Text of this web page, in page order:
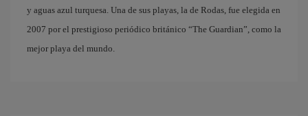
y aguas azul turquesa. Una de sus playas, la de Rodas, fue elegida en
2007 por el prestigioso periódico británico “The Guardian”, como la
mejor playa del mundo.